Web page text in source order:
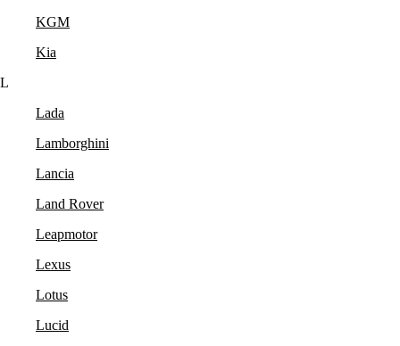
KGM
Kia
L
Lada
Lamborghini
Lancia
Land Rover
Leapmotor
Lexus
Lotus
Lucid